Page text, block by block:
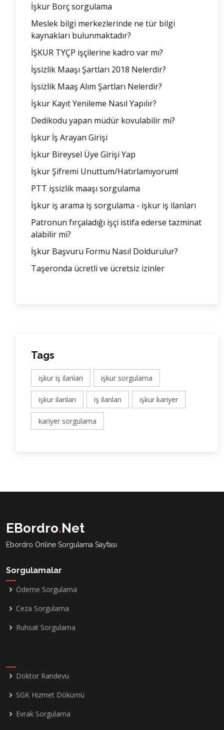
İşkur Borç sorgulama
Meslek bilgi merkezlerinde ne tür bilgi
kaynakları bulunmaktadır?
İŞKUR TYÇP işçilerine kadro var mı?
İşsizlik Maaşı Şartları 2018 Nelerdir?
İşsizlik Maaş Alım Şartları Nelerdir?
İşkur Kayıt Yenileme Nasıl Yapılır?
Dedikodu yapan müdür kovulabilir mi?
İşkur İş Arayan Girişi
İşkur Bireysel Üye Girişi Yap
İşkur Şifremi Unuttum/Hatırlamıyorum!
PTT işsizlik maaşı sorgulama
İşkur iş arama iş sorgulama - işkur iş ilanları
Patronun fırçaladığı işçi istifa ederse tazminat
alabilir mi?
İşkur Başvuru Formu Nasıl Doldurulur?
Taşeronda ücretli ve ücretsiz izinler
Tags
işkur iş ilanları işkur sorgulama
işkur ilanları iş ilanları işkur kariyer
kariyer sorgulama
EBordro.Net
Ebordro Online Sorgulama Sayfası
Sorgulamalar
Ödeme Sorgulama
Ceza Sorgulama
Ruhsat Sorgulama
Doktor Randevu
SGK Hizmet Dökümü
Evrak Sorgulama